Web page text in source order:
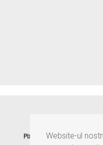
Website-ul
Pixtory ®este serviciul